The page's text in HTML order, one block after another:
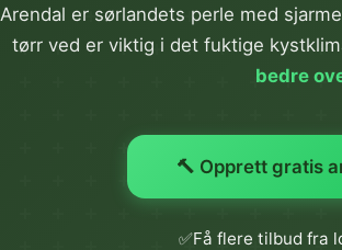
Arendal er sørlandets perle med
tørr ved er viktig i det fuktige
bedre
🔨 Opprett gratis
✅Få flere tilbud fra